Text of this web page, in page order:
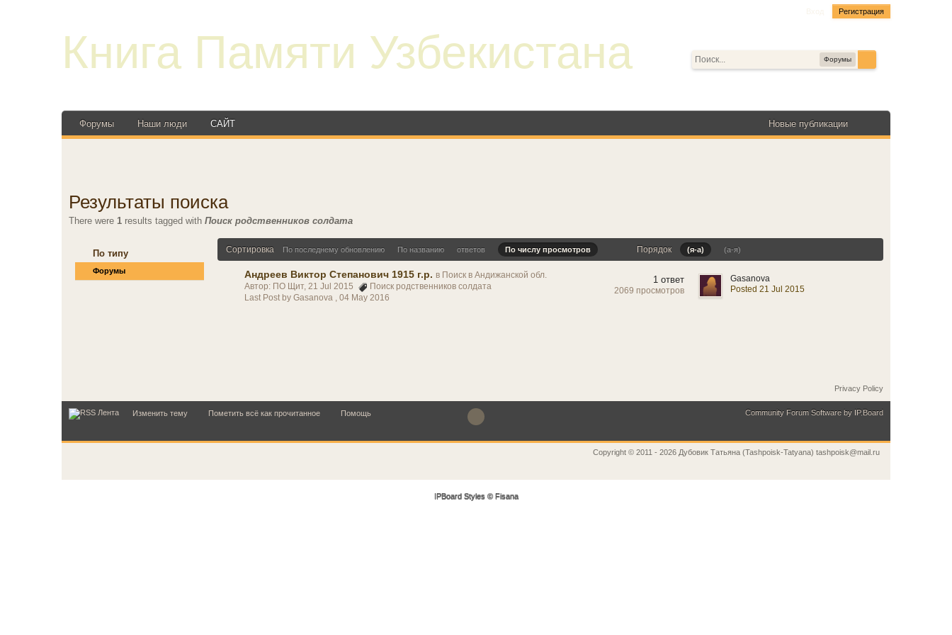
Регистрация
Книга Памяти Узбекистана Форумы
Новые публикации
Форумы Наши люди САЙТ
IPBoard Styles © Fisana
Результаты поиска
There were1 results tagged withПоиск родственников солдата
По типу
Форумы
Сортировка По последнему обновлению По названию ответов По числу просмотров Порядок (я-а) (а-я)
Андреев Виктор Степанович 1915 г.р. в Поиск в Андижанской обл.
Автор: ПО Щит, 21 Jul 2015
Поиск родственников солдата
Last Post by Gasanova ,04 May 2016
1 ответ
2069 просмотров
Gasanova
Posted 21 Jul 2015
Privacy Policy
Изменить тему Пометить всё как прочитанное Помощь Community Forum Software by IP.Board
Copyright © 2011 - 2026 Дубовик Татьяна (Tashpoisk-Tatyana) tashpoisk@mail.ru